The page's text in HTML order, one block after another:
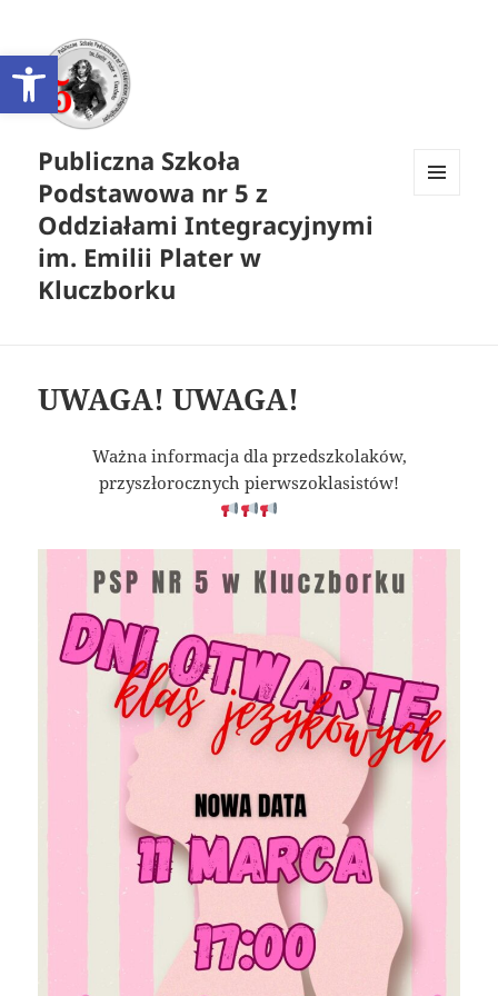
Otwórz pasek narzędzi
Publiczna Szkoła
Podstawowa nr 5 z
Oddziałami Integracyjnymi
im. Emilii Plater w
Kluczborku
UWAGA! UWAGA!
Ważna informacja dla przedszkolaków,
przyszłorocznych pierwszoklasistów!